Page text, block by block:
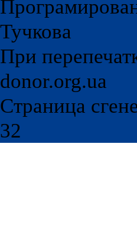
Тучкова
При
donor.org.ua
Страница
32